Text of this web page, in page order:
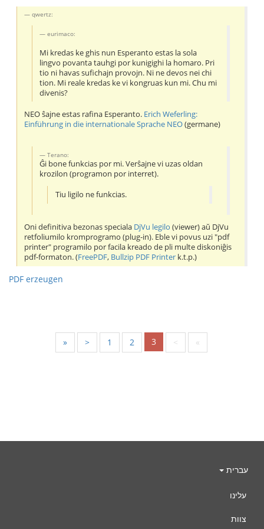
qwertz:
eurimaco:
Mi kredas ke ghis nun Esperanto estas la sola
lingvo povanta tauhgi por kunigighi la homaro. Pri
tio ni havas sufichajn provojn. Ni ne devos nei chi
tion. Mi reale kredas ke vi kongruas kun mi. Chu mi
divenis?
NEO ŝajne estas rafina Esperanto. Erich Weferling:
Einführung in die internationale Sprache NEO(germane)
Terano:
Ĝi bone funkcias por mi. Verŝajne vi uzas oldan
krozilon (programon por interret).
Tiu ligilo ne funkcias.
Oni definitiva bezonas speciala DjVu legilo (viewer) aŭ DjVu
retfoliumilo kromprogramo (plug-in). Eble vi povus uzi "pdf
printer" programilo por facila kreado de pli multe diskoniĝis
pdf-formaton. (FreePDF, Bullzip PDF Printer k.t.p.)
PDF erzeugen
« < 1 2 3 > »
עברית
עלינו
צוות